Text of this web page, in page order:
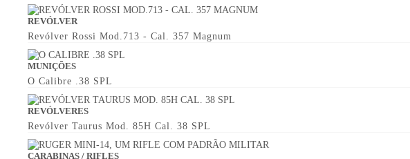
REVÓLVER
Revólver Rossi Mod.713 - Cal. 357 Magnum
MUNIÇÕES
O Calibre .38 SPL
REVÓLVERES
Revólver Taurus Mod. 85H Cal. 38 SPL
CARABINAS / RIFLES